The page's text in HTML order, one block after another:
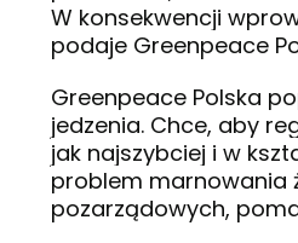
W konsekwencji
podaje Greenpeace
Greenpeace Polska
jedzenia. Chce, aby
jak najszybciej i w
problem marnowania
pozarządowych,